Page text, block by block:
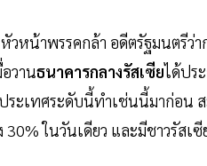
หัวหน้าพรรคกล้า อดีตรัฐมนตรีว่า
วานธนาคารกลางรัสเซียได้ปร
ระเทศระดับนี้ทำเช่นนี้มาก่อน
ในวันเดียว และมีชาวรัส